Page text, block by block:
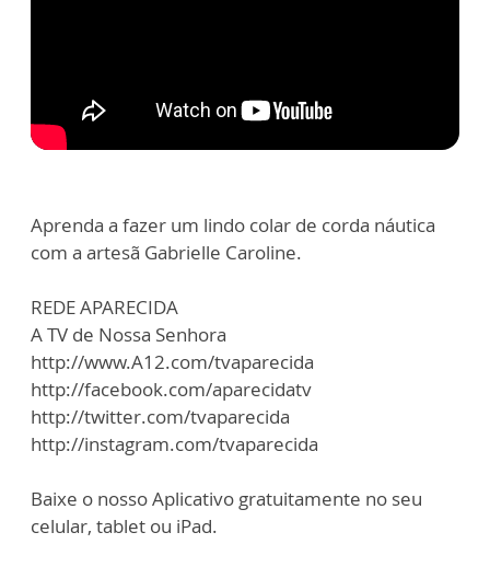
Aprenda a fazer um lindo colar de corda náutica
com a artesã Gabrielle Caroline.
REDE APARECIDA
A TV de Nossa Senhora
http://www.A12.com/tvaparecida
http://facebook.com/aparecidatv
http://twitter.com/tvaparecida
http://instagram.com/tvaparecida
Baixe o nosso Aplicativo gratuitamente no seu
celular, tablet ou iPad.